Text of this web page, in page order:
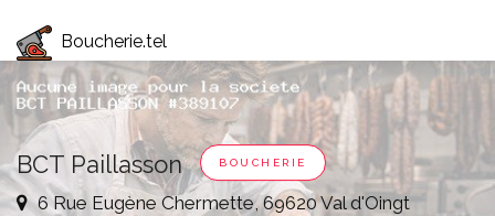
Boucherie.tel
BCT Paillasson BOUCHERIE
6 Rue Eugène Chermette, 69620 Val d'Oingt